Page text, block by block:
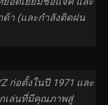
า (และกำลังติดฝน
ก่อตั้งในปี 1971 และ
เล่นที่มีคุณภาพสู่